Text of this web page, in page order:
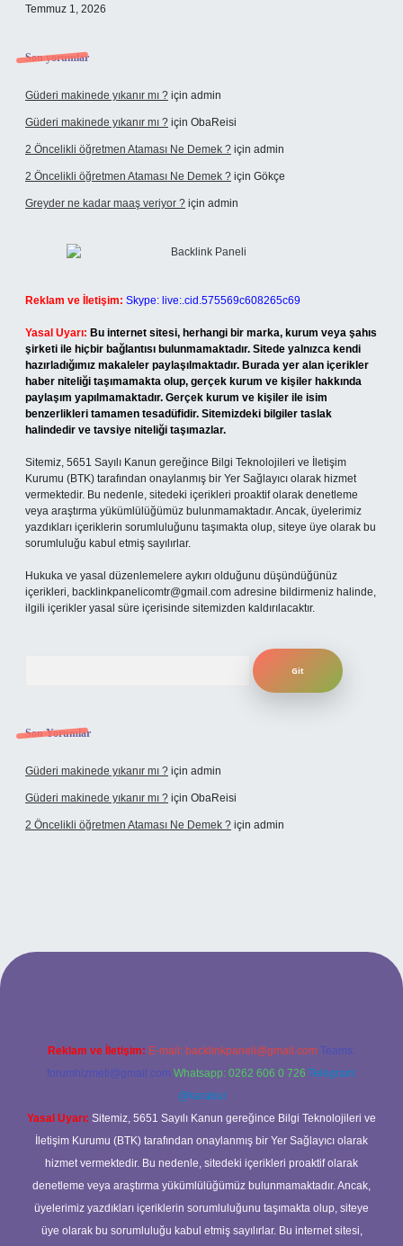
Temmuz 1, 2026
Son yorumlar
Güderi makinede yıkanır mı ? için admin
Güderi makinede yıkanır mı ? için ObaReisi
2 Öncelikli öğretmen Ataması Ne Demek ? için admin
2 Öncelikli öğretmen Ataması Ne Demek ? için Gökçe
Greyder ne kadar maaş veriyor ? için admin
Reklam ve İletişim: Skype: live:.cid.575569c608265c69
Yasal Uyarı: Bu internet sitesi, herhangi bir marka, kurum veya şahıs
şirketi ile hiçbir bağlantısı bulunmamaktadır. Sitede yalnızca kendi
hazırladığımız makaleler paylaşılmaktadır. Burada yer alan içerikler
haber niteliği taşımamakta olup, gerçek kurum ve kişiler hakkında
paylaşım yapılmamaktadır. Gerçek kurum ve kişiler ile isim
benzerlikleri tamamen tesadüfidir. Sitemizdeki bilgiler taslak
halindedir ve tavsiye niteliği taşımazlar.
Sitemiz, 5651 Sayılı Kanun gereğince Bilgi Teknolojileri ve İletişim
Kurumu (BTK) tarafından onaylanmış bir Yer Sağlayıcı olarak hizmet
vermektedir. Bu nedenle, sitedeki içerikleri proaktif olarak denetleme
veya araştırma yükümlülüğümüz bulunmamaktadır. Ancak, üyelerimiz
yazdıkları içeriklerin sorumluluğunu taşımakta olup, siteye üye olarak bu
sorumluluğu kabul etmiş sayılırlar.
Hukuka ve yasal düzenlemelere aykırı olduğunu düşündüğünüz
içerikleri, backlinkpanelicomtr@gmail.com adresine bildirmeniz halinde,
ilgili içerikler yasal süre içerisinde sitemizden kaldırılacaktır.
Son Yorumlar
Güderi makinede yıkanır mı ? için admin
Güderi makinede yıkanır mı ? için ObaReisi
2 Öncelikli öğretmen Ataması Ne Demek ? için admin
Reklam ve İletişim: E-mail: backlinkpaneli@gmail.com Teams:
forumhizmeti@gmail.com Whatsapp: 0262 606 0 726 Telegram:
@karabul
Yasal Uyarı: Sitemiz, 5651 Sayılı Kanun gereğince Bilgi Teknolojileri ve
İletişim Kurumu (BTK) tarafından onaylanmış bir Yer Sağlayıcı olarak
hizmet vermektedir. Bu nedenle, sitedeki içerikleri proaktif olarak
denetleme veya araştırma yükümlülüğümüz bulunmamaktadır. Ancak,
üyelerimiz yazdıkları içeriklerin sorumluluğunu taşımakta olup, siteye
üye olarak bu sorumluluğu kabul etmiş sayılırlar. Bu internet sitesi,